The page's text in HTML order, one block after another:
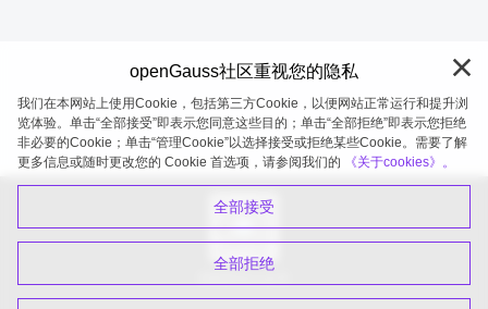
openGauss 2026-08-05 20:11:22
openGauss社区重视您的隐私
我们在本网站上使用Cookie，包括第三方Cookie，以便网站正常运行和提升浏
览体验。单击“全部接受”即表示您同意这些目的；单击“全部拒绝”即表示您拒绝
非必要的Cookie；单击“管理Cookie”以选择接受或拒绝某些Cookie。需要了解
更多信息或随时更改您的 Cookie 首选项，请参阅我们的
《关于cookies》。
全部接受
全部拒绝